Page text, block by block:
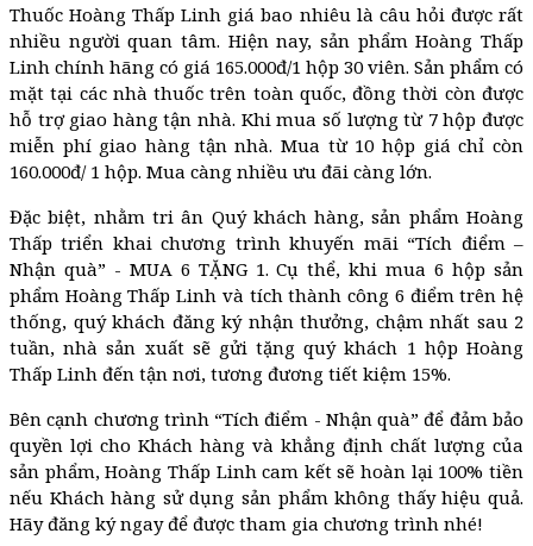
Thuốc Hoàng Thấp Linh giá bao nhiêu là câu hỏi được rất
nhiều người quan tâm. Hiện nay, sản phẩm Hoàng Thấp
Linh chính hãng có giá 165.000đ/1 hộp 30 viên. Sản phẩm có
mặt tại các nhà thuốc trên toàn quốc, đồng thời còn được
hỗ trợ giao hàng tận nhà. Khi mua số lượng từ 7 hộp được
miễn phí giao hàng tận nhà. Mua từ 10 hộp giá chỉ còn
160.000đ/ 1 hộp. Mua càng nhiều ưu đãi càng lớn.
Đặc biệt, nhằm tri ân Quý khách hàng, sản phẩm Hoàng
Thấp triển khai chương trình khuyến mãi “Tích điểm –
Nhận quà” - MUA 6 TẶNG 1. Cụ thể, khi mua 6 hộp sản
phẩm Hoàng Thấp Linh và tích thành công 6 điểm trên hệ
thống, quý khách đăng ký nhận thưởng, chậm nhất sau 2
tuần, nhà sản xuất sẽ gửi tặng quý khách 1 hộp Hoàng
Thấp Linh đến tận nơi, tương đương tiết kiệm 15%.
Bên cạnh chương trình “Tích điểm - Nhận quà” để đảm bảo
quyền lợi cho Khách hàng và khẳng định chất lượng của
sản phẩm, Hoàng Thấp Linh cam kết sẽ hoàn lại 100% tiền
nếu Khách hàng sử dụng sản phẩm không thấy hiệu quả.
Hãy đăng ký ngay để được tham gia chương trình nhé!